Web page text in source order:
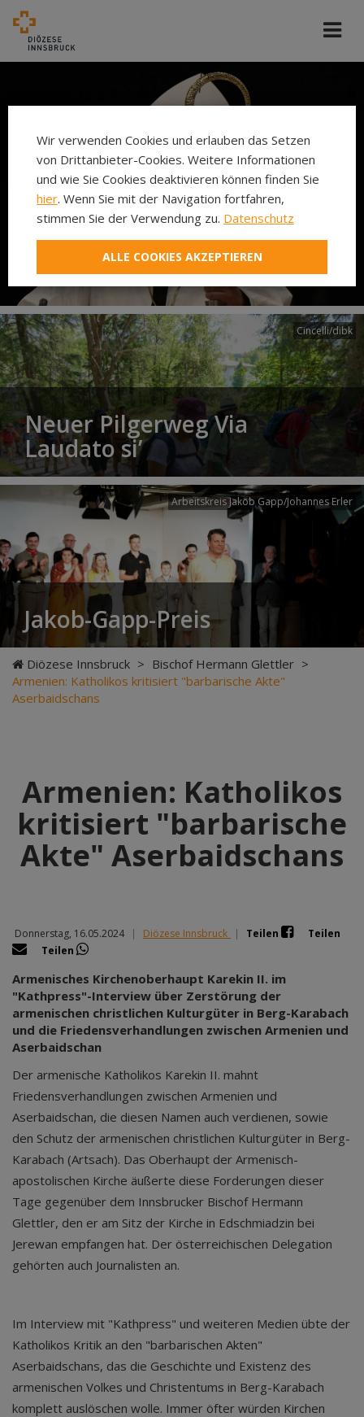
Cincelli/dibk
Neuer Pilgerweg Via
Laudato si’
Arbeitskreis Jakob Gapp/Johannes Erler
Jakob-Gapp-Preis
Diözese Innsbruck > Bischof Hermann Glettler >
Armenien: Katholikos kritisiert "barbarische Akte"
Aserbaidschans
Armenien: Katholikos
kritisiert "barbarische
Akte" Aserbaidschans
Donnerstag, 16.05.2024 | Diözese Innsbruck | Teilen
Teilen
Teilen
Armenisches Kirchenoberhaupt Karekin II. im
"Kathpress"-Interview über Zerstörung der
armenischen christlichen Kulturgüter in Berg-Karabach
und die Friedensverhandlungen zwischen Armenien und
Aserbaidschan
Der armenische Katholikos Karekin II. mahnt
Friedensverhandlungen zwischen Armenien und
Aserbaidschan, die diesen Namen auch verdienen, sowie
den Schutz der armenischen christlichen Kulturgüter in Berg-
Karabach (Artsach). Das Oberhaupt der Armenisch-
apostolischen Kirche äußerte diese Forderungen dieser
Tage gegenüber dem Innsbrucker Bischof Hermann
Glettler, den er am Sitz der Kirche in Edschmiadzin bei
Jerewan empfangen hat. Der österreichischen Delegation
gehörten auch Journalisten an.
Im Interview mit "Kathpress" und weiteren Medien übte der
Katholikos Kritik an den "barbarischen Akten"
Aserbaidschans, das die Geschichte und Existenz des
armenischen Volkes und Christentums in Berg-Karabach
komplett auslöschen wolle. Immer öfter würden Kirchen
Wir verwenden Cookies und erlauben das Setzen
von Drittanbieter-Cookies. Weitere Informationen
und wie Sie Cookies deaktivieren können finden Sie
hier. Wenn Sie mit der Navigation fortfahren,
stimmen Sie der Verwendung zu. Datenschutz
ALLE COOKIES AKZEPTIEREN